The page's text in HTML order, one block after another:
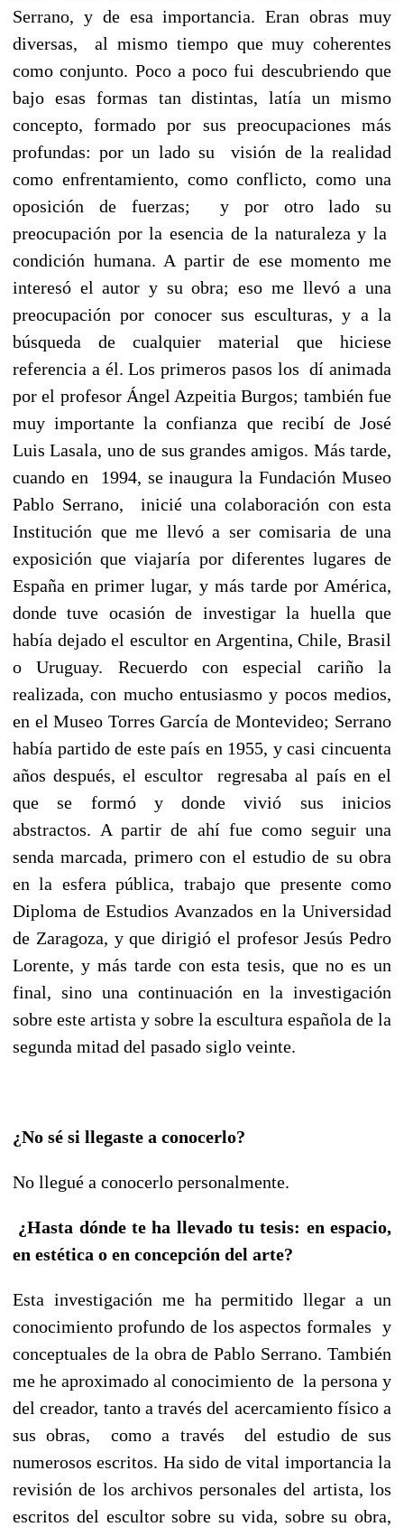
Serrano, y de esa importancia. Eran obras muy
diversas, al mismo tiempo que muy coherentes
como conjunto. Poco a poco fui descubriendo que
bajo esas formas tan distintas, latía un mismo
concepto, formado por sus preocupaciones más
profundas: por un lado su visión de la realidad
como enfrentamiento, como conflicto, como una
oposición de fuerzas; y por otro lado su
preocupación por la esencia de la naturaleza y la
condición humana. A partir de ese momento me
interesó el autor y su obra; eso me llevó a una
preocupación por conocer sus esculturas, y a la
búsqueda de cualquier material que hiciese
referencia a él. Los primeros pasos los dí animada
por el profesor Ángel Azpeitia Burgos; también fue
muy importante la confianza que recibí de José
Luis Lasala, uno de sus grandes amigos. Más tarde,
cuando en 1994, se inaugura la Fundación Museo
Pablo Serrano, inicié una colaboración con esta
Institución que me llevó a ser comisaria de una
exposición que viajaría por diferentes lugares de
España en primer lugar, y más tarde por América,
donde tuve ocasión de investigar la huella que
había dejado el escultor en Argentina, Chile, Brasil
o Uruguay. Recuerdo con especial cariño la
realizada, con mucho entusiasmo y pocos medios,
en el Museo Torres García de Montevideo; Serrano
había partido de este país en 1955, y casi cincuenta
años después, el escultor regresaba al país en el
que se formó y donde vivió sus inicios
abstractos. A partir de ahí fue como seguir una
senda marcada, primero con el estudio de su obra
en la esfera pública, trabajo que presente como
Diploma de Estudios Avanzados en la Universidad
de Zaragoza, y que dirigió el profesor Jesús Pedro
Lorente, y más tarde con esta tesis, que no es un
final, sino una continuación en la investigación
sobre este artista y sobre la escultura española de la
segunda mitad del pasado siglo veinte.
¿No sé si llegaste a conocerlo?
No llegué a conocerlo personalmente.
¿Hasta dónde te ha llevado tu tesis: en espacio,
en estética o en concepción del arte?
Esta investigación me ha permitido llegar a un
conocimiento profundo de los aspectos formales y
conceptuales de la obra de Pablo Serrano. También
me he aproximado al conocimiento de la persona y
del creador, tanto a través del acercamiento físico a
sus obras, como a través del estudio de sus
numerosos escritos. Ha sido de vital importancia la
revisión de los archivos personales del artista, los
escritos del escultor sobre su vida, sobre su obra,